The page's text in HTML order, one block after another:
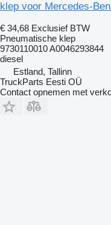
klep voor Mercedes-
€ 34,68 Exclusief BTW
Pneumatische klep
9730110010 A0046293844
diesel
Estland, Tallinn
TruckParts Eesti OÜ
Contact opnemen met